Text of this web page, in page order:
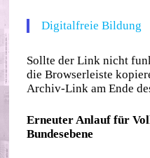
Digitalfreie Bildung
Sollte der Link nicht
die Browserleiste
Archiv-Link am Ende
Erneuter Anlauf für
Bundesebene